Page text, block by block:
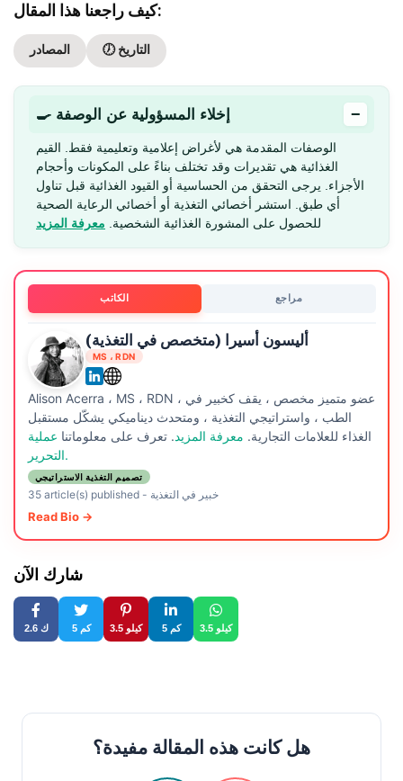
كيف راجعنا هذا المقال:
المصادر 🕖 التاريخ
🍳 إخلاء المسؤولية عن الوصفة −
الوصفات المقدمة هي لأغراض إعلامية وتعليمية فقط. القيم
الغذائية هي تقديرات وقد تختلف بناءً على المكونات وأحجام
الأجزاء. يرجى التحقق من الحساسية أو القيود الغذائية قبل تناول
أي طبق. استشر أخصائي التغذية أو أخصائي الرعاية الصحية
للحصول على المشورة الغذائية الشخصية. معرفة المزيد
الكاتب مراجع
أليسون أسيرا (متخصص في التغذية)
MS ، RDN
Alison Acerra ، MS ، RDN ، عضو متميز مخصص ، يقف كخبير في
الطب ، واستراتيجي التغذية ، ومتحدث ديناميكي يشكّل مستقبل
الغذاء للعلامات التجارية. معرفة المزيد. تعرف على معلوماتنا عملية
التحرير.
تصميم التغذية الاستراتيجي
35 article(s) published- خبير في التغذية
Read Bio →
شارك الآن
2.6 ك 5 كم 3.5 كيلو 5 كم 3.5 كيلو
هل كانت هذه المقالة مفيدة؟